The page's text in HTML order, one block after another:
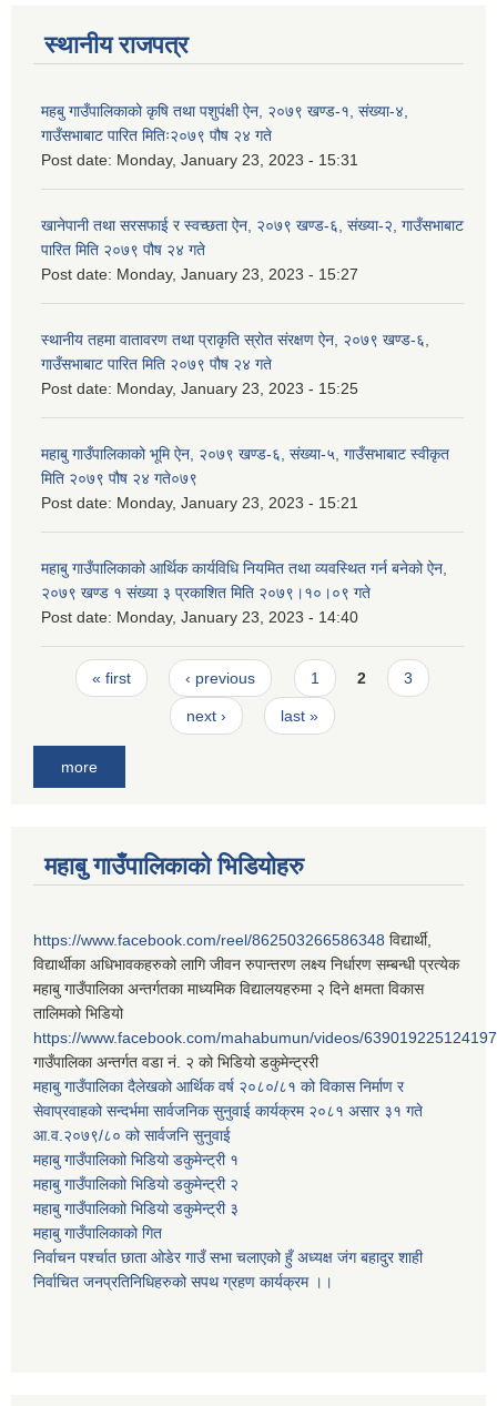
स्थानीय राजपत्र
महबु गाउँपालिकाको कृषि तथा पशुपंक्षी ऐन, २०७९ खण्ड-१, संख्या-४,
गाउँसभाबाट पारित मितिः२०७९ पौष २४ गते
Post date: Monday, January 23, 2023 - 15:31
खानेपानी तथा सरसफाई र स्वच्छता ऐन, २०७९ खण्ड-६, संख्या-२, गाउँसभाबाट
पारित मिति २०७९ पौष २४ गते
Post date: Monday, January 23, 2023 - 15:27
स्थानीय तहमा वातावरण तथा प्राकृति स्रोत संरक्षण ऐन, २०७९ खण्ड-६,
गाउँसभाबाट पारित मिति २०७९ पौष २४ गते
Post date: Monday, January 23, 2023 - 15:25
महाबु गाउँपालिकाको भूमि ऐन, २०७९ खण्ड-६, संख्या-५, गाउँसभाबाट स्वीकृत
मिति २०७९ पौष २४ गते०७९
Post date: Monday, January 23, 2023 - 15:21
महाबु गाउँपालिकाको आर्थिक कार्यविधि नियमित तथा व्यवस्थित गर्न बनेको ऐन,
२०७९ खण्ड १ संख्या ३ प्रकाशित मिति २०७९।१०।०९ गते
Post date: Monday, January 23, 2023 - 14:40
Pages
« first ‹ previous 1 2 3
next › last »
more
महाबु गाउँपालिकाको भिडियोहरु
https://www.facebook.com/reel/862503266586348 विद्यार्थी,
विद्यार्थीका अधिभावकहरुको लागि जीवन रुपान्तरण लक्ष्य निर्धारण सम्बन्धी प्रत्येक
महाबु गाउँपालिका अन्तर्गतका माध्यमिक विद्यालयहरुमा २ दिने क्षमता विकास
तालिमको भिडियो
https://www.facebook.com/mahabumun/videos/639019225124197
गाउँपालिका अन्तर्गत वडा नं. २ को भिडियो डकुमेन्ट्ररी
महाबु गाउँपालिका दैलेखको आर्थिक वर्ष २०८०/८१ को विकास निर्माण र
सेवाप्रवाहको सन्दर्भमा सार्वजनिक सुनुवाई कार्यक्रम २०८१ असार ३१ गते
आ.व.२०७९/८० को सार्वजनि सुनुवाई
महाबु गाउँपालिकाो भिडियो डकुमेन्ट्री १
महाबु गाउँपालिकाो भिडियो डकुमेन्ट्री २
महाबु गाउँपालिकाो भिडियो डकुमेन्ट्री ३
महाबु गाउँपालिकाको गित
निर्वाचन पर्श्चात छाता ओडेर गाउँ सभा चलाएको हुँ अध्यक्ष जंग बहादुर शाही
निर्वाचित जनप्रतिनिधिहरुको सपथ ग्रहण कार्यक्रम ।।